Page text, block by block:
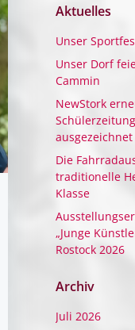
Aktuelles
Unser
Unser Dorf
Cammin
NewStork
ausgezeichnet
Die
traditionelle
Klasse
„Junge
Rostock 2026
Archiv
Juli 2026